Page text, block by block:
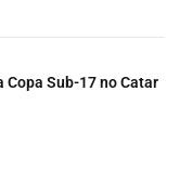
Copa Sub-17 no Catar